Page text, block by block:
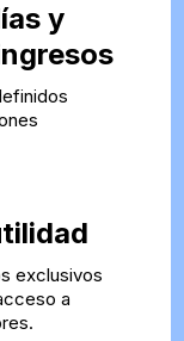
y
exclusivos
a